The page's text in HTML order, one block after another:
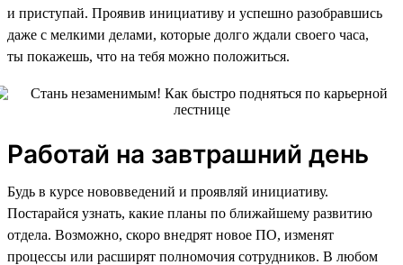
и приступай. Проявив инициативу и успешно разобравшись
даже с мелкими делами, которые долго ждали своего часа,
ты покажешь, что на тебя можно положиться.
Работай на завтрашний день
Будь в курсе нововведений и проявляй инициативу.
Постарайся узнать, какие планы по ближайшему развитию
отдела. Возможно, скоро внедрят новое ПО, изменят
процессы или расширят полномочия сотрудников. В любом